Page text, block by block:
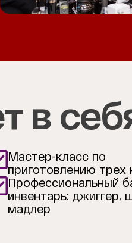
в
Мастер-класс по
приготовлению трех
Профессиональный
инвентарь: джиггер,
мадлер